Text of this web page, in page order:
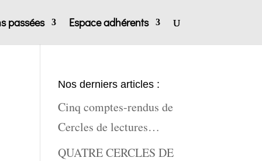
passées Espace adhérents
Nos derniers articles :
Cinq comptes-rendus de
Cercles de lectures…
QUATRE CERCLES DE